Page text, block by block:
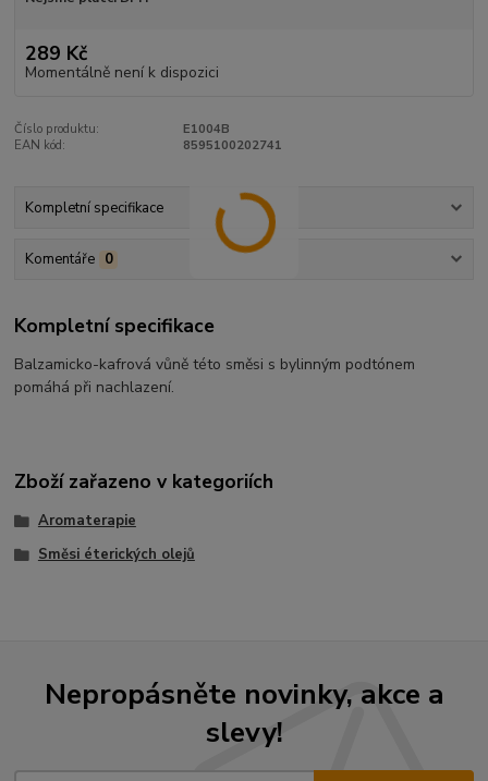
289 Kč
Momentálně není k dispozici
Číslo produktu:
E1004B
EAN kód:
8595100202741
Kompletní specifikace
Komentáře 0
Kompletní specifikace
Balzamicko-kafrová vůně této směsi s bylinným podtónem
pomáhá při nachlazení.
Zboží zařazeno v kategoriích
Aromaterapie
Směsi éterických olejů
Nepropásněte novinky, akce a
slevy!